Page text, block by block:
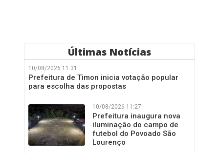
Últimas Notícias
10/08/2026 11:31
Prefeitura de Timon inicia votação popular
para escolha das propostas
10/08/2026 11:27
Prefeitura inaugura nova
iluminação do campo de
futebol do Povoado São
Lourenço